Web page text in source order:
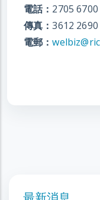
電話： 2705 6700
傳真：3612 2690
電郵：